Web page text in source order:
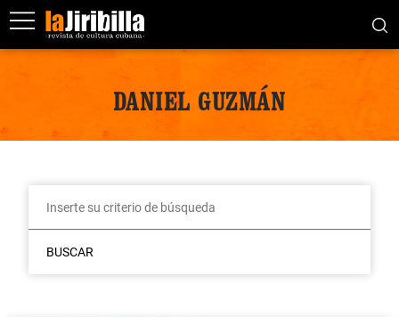
DANIEL GUZMÁN
BUSCAR